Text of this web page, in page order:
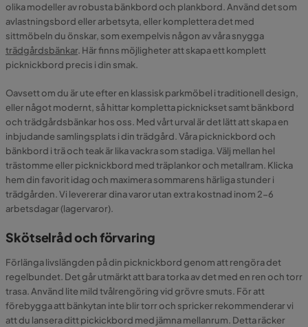
olika modeller av robusta bänkbord och plankbord. Använd det som
avlastningsbord eller arbetsyta, eller komplettera det med
sittmöbeln du önskar, som exempelvis någon av våra snygga
trädgårdsbänkar. Här finns möjligheter att skapa ett komplett
picknickbord precis i din smak.
Oavsett om du är ute efter en klassisk parkmöbel i traditionell design,
eller något modernt, så hittar kompletta picknickset samt bänkbord
och trädgårdsbänkar hos oss. Med vårt urval är det lätt att skapa en
inbjudande samlingsplats i din trädgård. Våra picknickbord och
bänkbord i trä och teak är lika vackra som stadiga. Välj mellan hel
trästomme eller picknickbord med träplankor och metallram. Klicka
hem din favorit idag och maximera sommarens härliga stunder i
trädgården. Vi levererar dina varor utan extra kostnad inom 2-6
arbetsdagar (lagervaror).
Skötselråd och förvaring
Förlänga livslängden på din picknickbord genom att rengöra det
regelbundet. Det går utmärkt att bara torka av det med en ren och torr
trasa. Använd lite mild tvålrengöring vid grövre smuts. För att
förebygga att bänkytan inte blir torr och spricker rekommenderar vi
att du lansera ditt pickickbord med jämna mellanrum. Detta räcker